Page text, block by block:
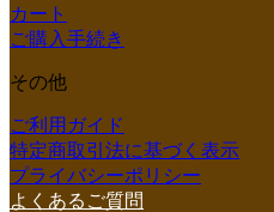
カート
ご購入手続き
その他
ご利用ガイド
特定商取引法に基づく表示
プライバシーポリシー
よくあるご質問